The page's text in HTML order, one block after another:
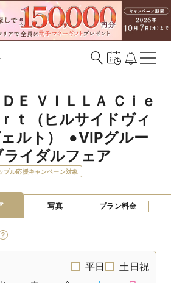
Ｅ ＶＩＬＬＡ Ｃｉｅ
ｒｔ（ヒルサイドヴィ
ルト）  ●VIPグルー
ライダルフェア
プル応援キャンペーン対象
写真 プラン料金
平日 土日祝